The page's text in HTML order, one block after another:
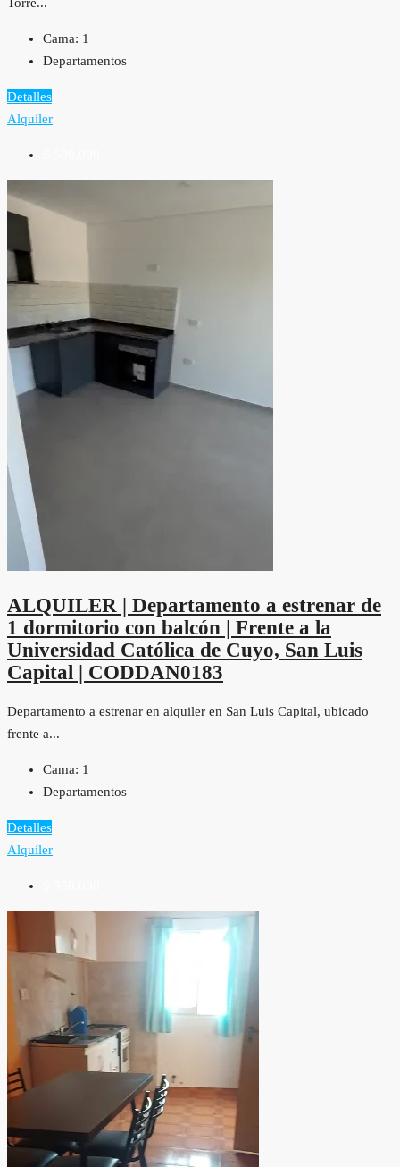
Cama: 1
Departamentos
Detalles
Alquiler
ALQUILER | Departamento a estrenar de
1 dormitorio con balcón | Frente a la
Universidad Católica de Cuyo, San Luis
Capital | CODDAN0183
Departamento a estrenar en alquiler en San Luis Capital, ubicado
frente a...
Cama: 1
Departamentos
Detalles
Alquiler